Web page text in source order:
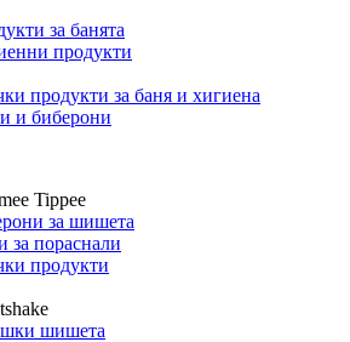
за банята
продукти
продукти за баня и хигиена
и биберони
Tippee
за шишета
за пораснали
продукти
шишета